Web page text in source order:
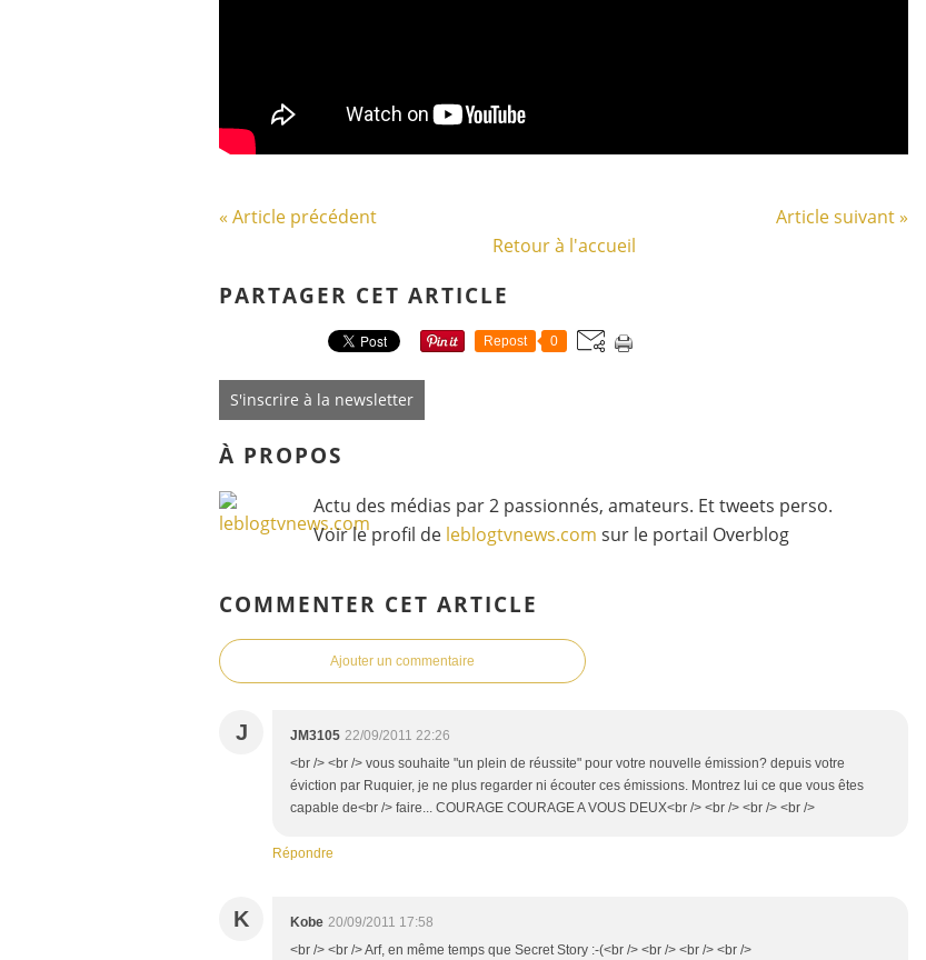
« Article précédent
Article suivant »
Retour à l'accueil
PARTAGER CET ARTICLE
Repost 0
S'inscrire à la newsletter
À PROPOS
Actu des médias par 2 passionnés, amateurs. Et tweets perso.
Voir le profil de leblogtvnews.com sur le portail Overblog
COMMENTER CET ARTICLE
Ajouter un commentaire
J JM3105 22/09/2011 22:26
<br /> <br /> vous souhaite "un plein de réussite" pour votre nouvelle émission? depuis votre
éviction par Ruquier, je ne plus regarder ni écouter ces émissions. Montrez lui ce que vous êtes
capable de<br /> faire... COURAGE COURAGE A VOUS DEUX<br /> <br /> <br /> <br />
Répondre
K Kobe 20/09/2011 17:58
<br /> <br /> Arf, en même temps que Secret Story :-(<br /> <br /> <br /> <br />